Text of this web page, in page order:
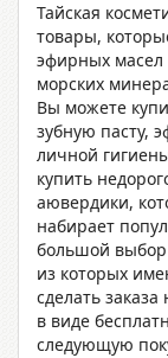
Тайская
товары,
эфирных масел
морских
Вы можете
зубную пасту,
личной
купить
аювердики,
набирает
большой выбор
из которых
сделать
в виде
следующую